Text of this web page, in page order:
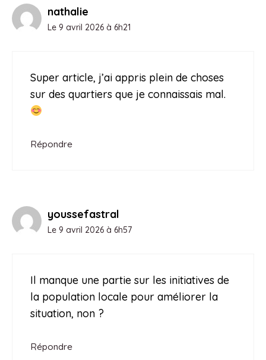
nathalie
Le 9 avril 2026 à 6h21
Super article, j’ai appris plein de choses
sur des quartiers que je connaissais mal.
Répondre
youssefastral
Le 9 avril 2026 à 6h57
Il manque une partie sur les initiatives de
la population locale pour améliorer la
situation, non ?
Répondre